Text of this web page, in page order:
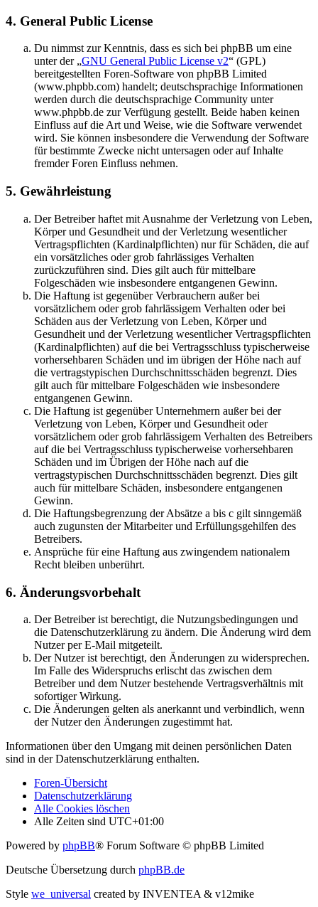
4. General Public License
Du nimmst zur Kenntnis, dass es sich bei phpBB um eine
unter der „GNU General Public License v2“ (GPL)
bereitgestellten Foren-Software von phpBB Limited
(www.phpbb.com) handelt; deutschsprachige Informationen
werden durch die deutschsprachige Community unter
www.phpbb.de zur Verfügung gestellt. Beide haben keinen
Einfluss auf die Art und Weise, wie die Software verwendet
wird. Sie können insbesondere die Verwendung der Software
für bestimmte Zwecke nicht untersagen oder auf Inhalte
fremder Foren Einfluss nehmen.
5. Gewährleistung
Der Betreiber haftet mit Ausnahme der Verletzung von Leben,
Körper und Gesundheit und der Verletzung wesentlicher
Vertragspflichten (Kardinalpflichten) nur für Schäden, die auf
ein vorsätzliches oder grob fahrlässiges Verhalten
zurückzuführen sind. Dies gilt auch für mittelbare
Folgeschäden wie insbesondere entgangenen Gewinn.
Die Haftung ist gegenüber Verbrauchern außer bei
vorsätzlichem oder grob fahrlässigem Verhalten oder bei
Schäden aus der Verletzung von Leben, Körper und
Gesundheit und der Verletzung wesentlicher Vertragspflichten
(Kardinalpflichten) auf die bei Vertragsschluss typischerweise
vorhersehbaren Schäden und im übrigen der Höhe nach auf
die vertragstypischen Durchschnittsschäden begrenzt. Dies
gilt auch für mittelbare Folgeschäden wie insbesondere
entgangenen Gewinn.
Die Haftung ist gegenüber Unternehmern außer bei der
Verletzung von Leben, Körper und Gesundheit oder
vorsätzlichem oder grob fahrlässigem Verhalten des Betreibers
auf die bei Vertragsschluss typischerweise vorhersehbaren
Schäden und im Übrigen der Höhe nach auf die
vertragstypischen Durchschnittsschäden begrenzt. Dies gilt
auch für mittelbare Schäden, insbesondere entgangenen
Gewinn.
Die Haftungsbegrenzung der Absätze a bis c gilt sinngemäß
auch zugunsten der Mitarbeiter und Erfüllungsgehilfen des
Betreibers.
Ansprüche für eine Haftung aus zwingendem nationalem
Recht bleiben unberührt.
6. Änderungsvorbehalt
Der Betreiber ist berechtigt, die Nutzungsbedingungen und
die Datenschutzerklärung zu ändern. Die Änderung wird dem
Nutzer per E-Mail mitgeteilt.
Der Nutzer ist berechtigt, den Änderungen zu widersprechen.
Im Falle des Widerspruchs erlischt das zwischen dem
Betreiber und dem Nutzer bestehende Vertragsverhältnis mit
sofortiger Wirkung.
Die Änderungen gelten als anerkannt und verbindlich, wenn
der Nutzer den Änderungen zugestimmt hat.
Informationen über den Umgang mit deinen persönlichen Daten
sind in der Datenschutzerklärung enthalten.
Foren-Übersicht
Datenschutzerklärung
Alle Cookies löschen
Alle Zeiten sind UTC+01:00
Powered by phpBB® Forum Software © phpBB Limited
Deutsche Übersetzung durch phpBB.de
Style we_universal created by INVENTEA & v12mike